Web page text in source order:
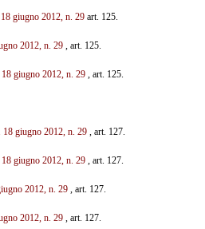
giugno 2012, n. 29art. 125.
2012, n. 29, art. 125.
giugno 2012, n. 29, art. 125.
18 giugno 2012, n. 29, art. 127.
giugno 2012, n. 29, art. 127.
2012, n. 29, art. 127.
2012, n. 29, art. 127.